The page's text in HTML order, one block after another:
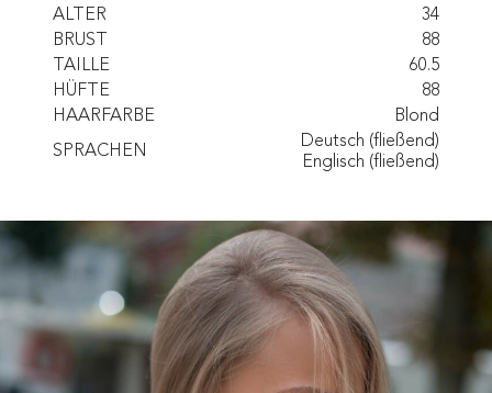
ALTER
34
BRUST
88
TAILLE
60.5
HÜFTE
88
HAARFARBE
Blond
SPRACHEN
Deutsch (fließend)
Englisch (fließend)